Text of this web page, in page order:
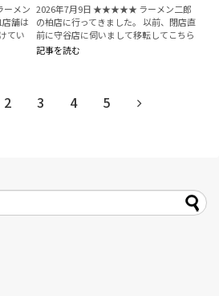
メン
舗は
てい
2026年7月9日 ★★★★★ ラーメン二郎
の柏店に行ってきました。 以前、閉店直
前に守谷店に伺いまして移転してこちら
になったとい...
記事を読む
2 3 4 5